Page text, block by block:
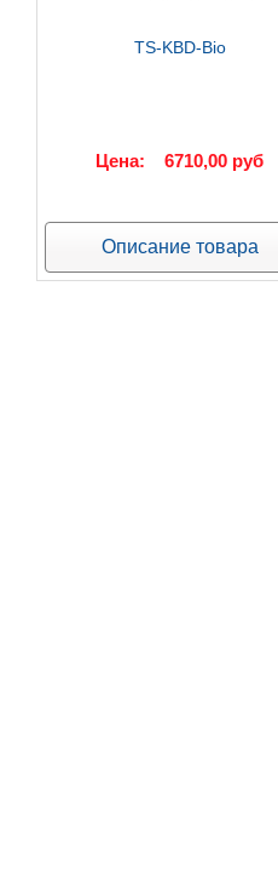
TS-KBD-Bio
Цена: 6710,00 руб
Описание товара